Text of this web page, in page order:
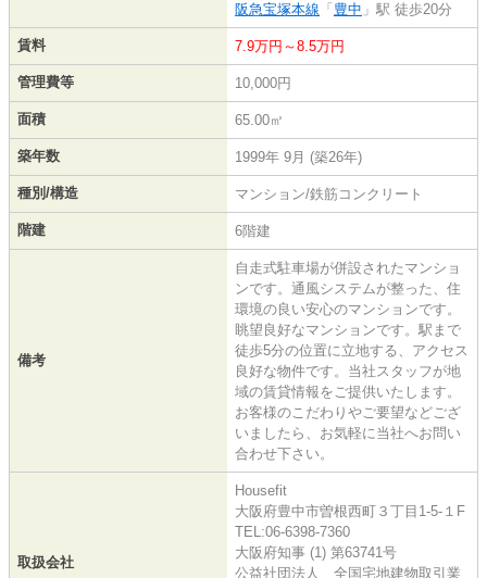
阪急宝塚本線 「 豊中 」駅 徒歩20分
賃料 7.9万円～8.5万円
管理費等 10,000円
面積 65.00㎡
築年数 1999年 9月 (築26年)
種別/構造 マンション/鉄筋コンクリート
階建 6階建
備考
自走式駐車場が併設されたマンショ
ンです。通風システムが整った、住
環境の良い安心のマンションです。
眺望良好なマンションです。駅まで
徒歩5分の位置に立地する、アクセス
良好な物件です。当社スタッフが地
域の賃貸情報をご提供いたします。
お客様のこだわりやご要望などござ
いましたら、お気軽に当社へお問い
合わせ下さい。
取扱会社
Housefit
大阪府豊中市曽根西町３丁目1-5-１F
TEL:06-6398-7360
大阪府知事 (1) 第63741号
公益社団法人 全国宅地建物取引業